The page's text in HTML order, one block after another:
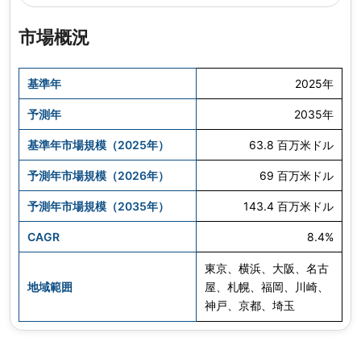
市場概況
基準年 2025年
予測年 2035年
基準年市場規模（2025年） 63.8 百万米ドル
予測年市場規模（2026年） 69 百万米ドル
予測年市場規模（2035年） 143.4 百万米ドル
CAGR 8.4%
地域範囲
東京、横浜、大阪、名古
屋、札幌、福岡、川崎、
神戸、京都、埼玉